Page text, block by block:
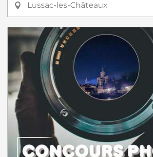
Lussac-les-Châteaux